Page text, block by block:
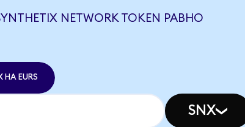
NETWORK TOKEN РАВНО
EURS
SNX